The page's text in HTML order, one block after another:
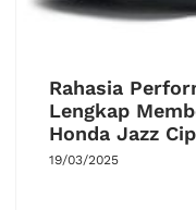
Rahasia
Lengkap
Honda Jazz
19/03/2025